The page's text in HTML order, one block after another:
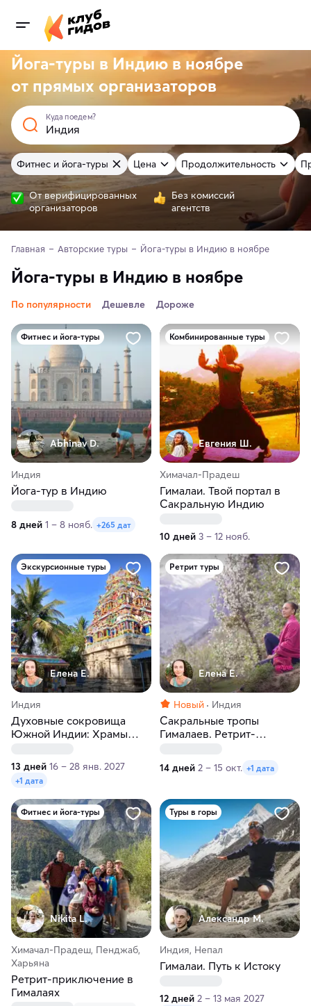
Йога-туры в Индию в ноябре
от прямых организаторов
Куда поедем?
Фитнес и йога-туры Цена Продолжительность
От верифицированных
организаторов
Без комиссий
агентств
Главная Авторские туры Йога-туры в Индию в ноябре
Йога-туры в Индию в ноябре
По популярности Дешевле Дороже
Фитнес и йога-туры
Abhinav D.
Индия
Йога-тур в Индию
8 дней 1 – 8 нояб. +265 дат
Комбинированные туры
Евгения Ш.
Химачал-Прадеш
Гималаи. Твой портал в
Сакральную Индию
10 дней 3 – 12 нояб.
Экскурсионные туры
Елена Е.
Индия
Духовные сокровища
Южной Индии: Храмы
свитков судьбы
13 дней 16 – 28 янв. 2027
+1 дата
Ретрит туры
Елена Е.
Новый Индия
Сакральные тропы
Гималаев. Ретрит-
14 дней 2 – 15 окт. +1 дата
Фитнес и йога-туры
Nikita L.
Химачал-Прадеш, Пенджаб,
Харьяна
Ретрит-приключение в
Гималаях
Туры в горы
Александр М.
Индия, Непал
Гималаи. Путь к Истоку
12 дней 2 – 13 мая 2027